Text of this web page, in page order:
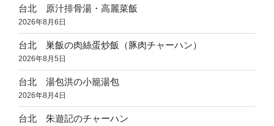
台北 原汁排骨湯・高麗菜飯
2026年8月6日
台北 巣飯の肉絲蛋炒飯（豚肉チャーハン）
2026年8月5日
台北 湯包洪の小籠湯包
2026年8月4日
台北 朱遊記のチャーハン